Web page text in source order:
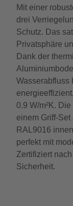
Mit einer
drei
Schutz. Das
Privatsphäre
Dank der
Wasserabfluss
0.9 W/m²K.
einem Griff-
RAL9016
perfekt mit
Zertifiziert
Sicherheit.